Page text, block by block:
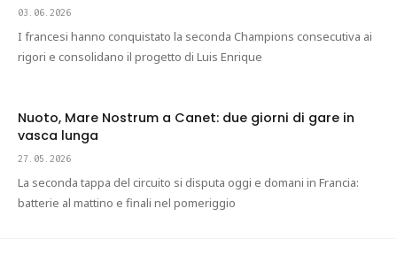
03.06.2026
I francesi hanno conquistato la seconda Champions consecutiva ai
rigori e consolidano il progetto di Luis Enrique
Nuoto, Mare Nostrum a Canet: due giorni di gare in
vasca lunga
27.05.2026
La seconda tappa del circuito si disputa oggi e domani in Francia:
batterie al mattino e finali nel pomeriggio